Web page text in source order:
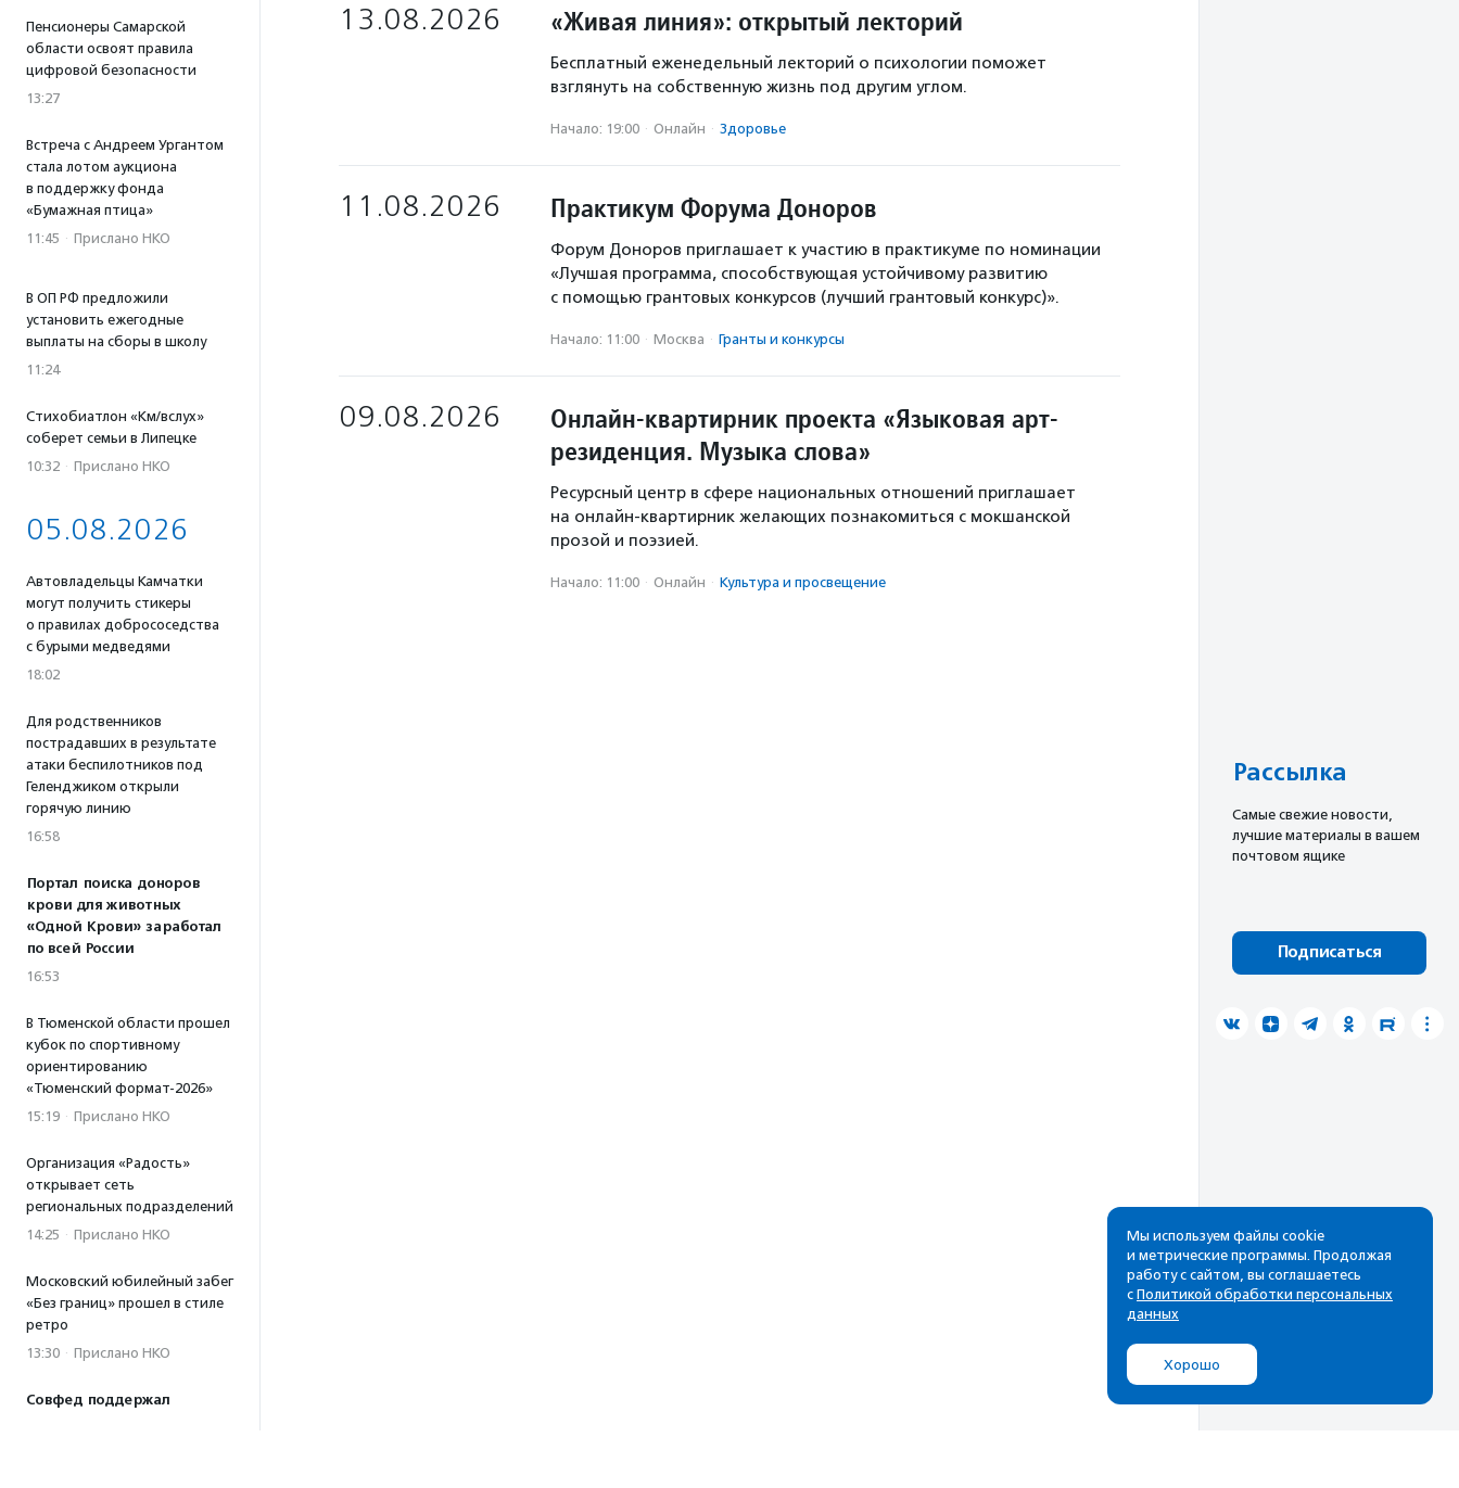
Пенсионеры Самарской
области освоят правила
цифровой безопасности
13:27
Встреча с Андреем Ургантом
стала лотом аукциона
в поддержку фонда
«Бумажная птица»
11:45 · Прислано НКО
В ОП РФ предложили
установить ежегодные
выплаты на сборы в школу
11:24
Стихобиатлон «Км/вслух»
соберет семьи в Липецке
10:32 · Прислано НКО
05.08.2026
Автовладельцы Камчатки
могут получить стикеры
о правилах добрососедства
с бурыми медведями
18:02
Для родственников
пострадавших в результате
атаки беспилотников под
Геленджиком открыли
горячую линию
16:58
Портал поиска доноров
крови для животных
«Одной Крови» заработал
по всей России
16:53
В Тюменской области прошел
кубок по спортивному
ориентированию
«Тюменский формат-2026»
15:19 · Прислано НКО
Организация «Радость»
открывает сеть
региональных подразделений
14:25 · Прислано НКО
Московский юбилейный забег
«Без границ» прошел в стиле
ретро
13:30 · Прислано НКО
Совфед поддержал
13.08.2026 «Живая линия»: открытый лекторий
Бесплатный еженедельный лекторий о психологии поможет
взглянуть на собственную жизнь под другим углом.
Начало: 19:00 · Онлайн · Здоровье
11.08.2026 Практикум Форума Доноров
Форум Доноров приглашает к участию в практикуме по номинации
«Лучшая программа, способствующая устойчивому развитию
с помощью грантовых конкурсов (лучший грантовый конкурс)».
Начало: 11:00 · Москва · Гранты и конкурсы
09.08.2026
Онлайн-квартирник проекта «Языковая арт-
резиденция. Музыка слова»
Ресурсный центр в сфере национальных отношений приглашает
на онлайн-квартирник желающих познакомиться с мокшанской
прозой и поэзией.
Начало: 11:00 · Онлайн · Культура и просвещение
Рассылка
Cамые свежие новости,
лучшие материалы в вашем
почтовом ящике
Подписаться
Мы используем файлы cookie
и метрические программы. Продолжая
работу с сайтом, вы соглашаетесь
с Политикой обработки персональных
данных
Хорошо